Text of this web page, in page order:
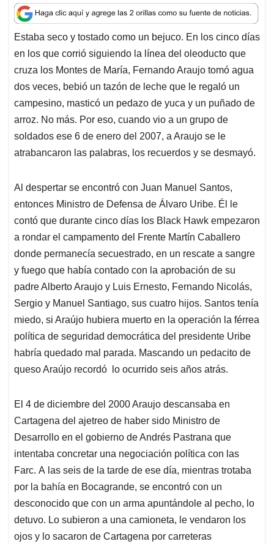
a
t
s
A
p
p
c
e
b
o
o
k
n
k
e
d
I
n
a
i
l
r
e
a
d
s
Estaba seco y tostado como un bejuco. En los cinco días
en los que corrió siguiendo la línea del oleoducto que
cruza los Montes de María, Fernando Araujo tomó agua
dos veces, bebió un tazón de leche que le regaló un
campesino, masticó un pedazo de yuca y un puñado de
arroz. No más. Por eso, cuando vio a un grupo de
soldados ese 6 de enero del 2007, a Araujo se le
atrabancaron las palabras, los recuerdos y se desmayó.
Al despertar se encontró con Juan Manuel Santos,
entonces Ministro de Defensa de Álvaro Uribe. Él le
contó que durante cinco días los Black Hawk empezaron
a rondar el campamento del Frente Martín Caballero
donde permanecía secuestrado, en un rescate a sangre
y fuego que había contado con la aprobación de su
padre Alberto Araujo y Luis Ernesto, Fernando Nicolás,
Sergio y Manuel Santiago, sus cuatro hijos. Santos tenía
miedo, si Araújo hubiera muerto en la operación la férrea
política de seguridad democrática del presidente Uribe
habría quedado mal parada. Mascando un pedacito de
queso Araújo recordó lo ocurrido seis años atrás.
El 4 de diciembre del 2000 Araujo descansaba en
Cartagena del ajetreo de haber sido Ministro de
Desarrollo en el gobierno de Andrés Pastrana que
intentaba concretar una negociación política con las
Farc. A las seis de la tarde de ese día, mientras trotaba
por la bahía en Bocagrande, se encontró con un
desconocido que con un arma apuntándole al pecho, lo
detuvo. Lo subieron a una camioneta, le vendaron los
ojos y lo sacaron de Cartagena por carreteras